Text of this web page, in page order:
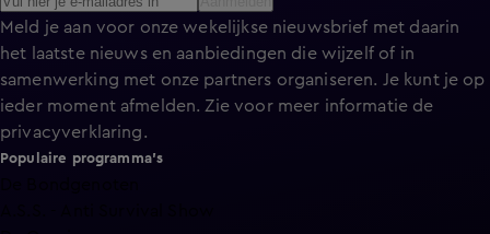
Meld je aan voor onze wekelijkse nieuwsbrief met daarin
het laatste nieuws en aanbiedingen die wijzelf of in
samenwerking met onze partners organiseren. Je kunt je op
ieder moment afmelden. Zie voor meer informatie de
privacyverklaring.
Populaire programma's